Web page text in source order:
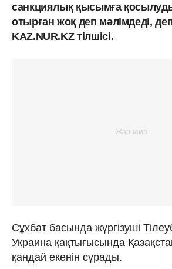
санкциялық қысымға
отырған жоқ деп мәлімдеді,
KAZ.NUR.KZ тілшісі.
Сұхбат басында жүргізуші
Украина қақтығысында
қандай екенін сұрады.